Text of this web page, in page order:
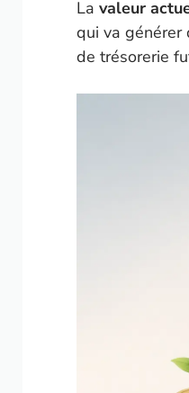
Lavaleur
qui va générer
de trésorerie